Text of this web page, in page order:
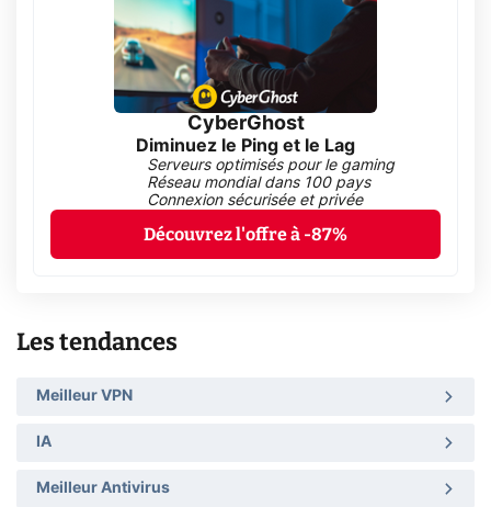
CyberGhost
Diminuez le Ping et le Lag
Serveurs optimisés pour le gaming
Réseau mondial dans 100 pays
Connexion sécurisée et privée
Découvrez l'offre à -87%
Les tendances
Meilleur VPN
IA
Meilleur Antivirus